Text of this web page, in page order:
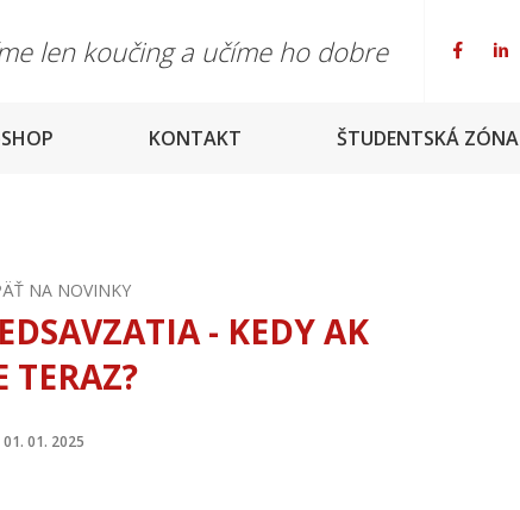
len koučing a učíme ho dobre
KONTAKT ŠTUDENTSKÁ ZÓNA
NA NOVINKY
- KEDY AK
TERAZ?
01. 01. 2025